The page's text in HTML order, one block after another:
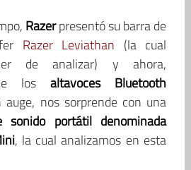
Razerpresentó su barra de
Razer Leviathan (la cual
de analizar) y ahora,
losaltavoces Bluetooth
nos sorprende con una
sonido portátil denominada
, la cual analizamos en esta